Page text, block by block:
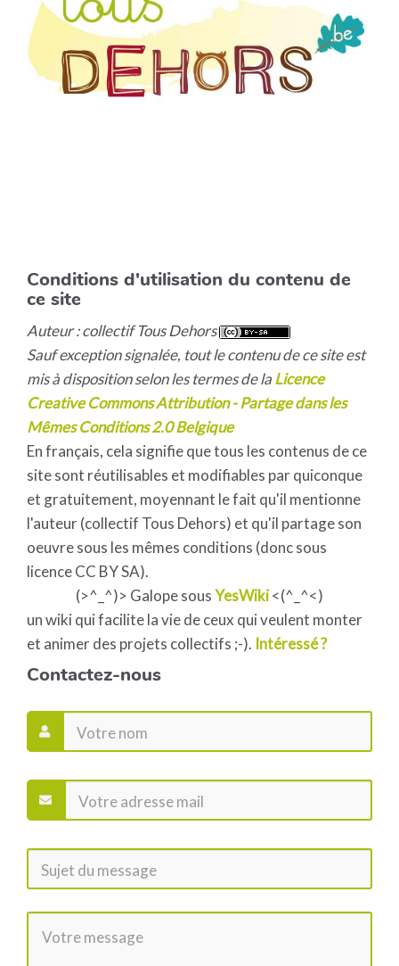
Conditions d'utilisation du contenu de
ce site
Auteur : collectif Tous Dehors
Sauf exception signalée, tout le contenu de ce site est
mis à disposition selon les termes de laLicence
Creative Commons Attribution - Partage dans les
Mêmes Conditions 2.0 Belgique
En français, cela signifie que tous les contenus de ce
site sont réutilisables et modifiables par quiconque
et gratuitement, moyennant le fait qu'il mentionne
l'auteur (collectif Tous Dehors) et qu'il partage son
oeuvre sous les mêmes conditions (donc sous
licence CC BY SA).
(>^_^)> Galope sousYesWiki<(^_^<)
un wiki qui facilite la vie de ceux qui veulent monter
et animer des projets collectifs ;-). Intéressé ?
Contactez-nous